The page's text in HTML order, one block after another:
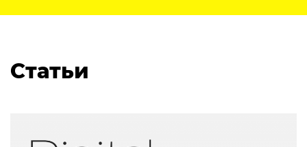
Статьи